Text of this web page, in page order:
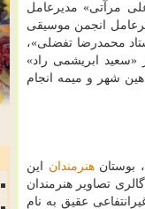
مرآتی» مدیرعامل
انجمن موسیقی
محمدرضا تفضلی»،
ابریشمی راد»
شهر و میمه انجام
بوستانهنرمندان این
تصاویر هنرمندان
عقیق به نام